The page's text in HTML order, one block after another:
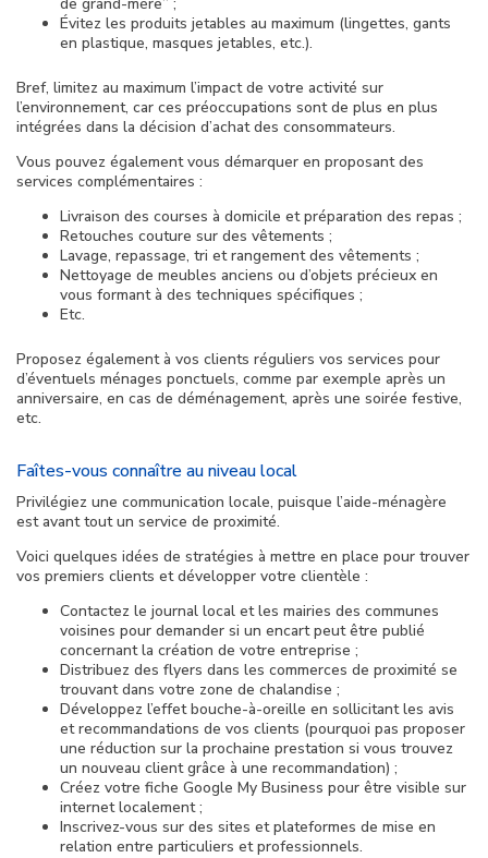
Évitez les produits jetables au maximum (lingettes, gants
en plastique, masques jetables, etc.).
Bref, limitez au maximum l’impact de votre activité sur
l’environnement, car ces préoccupations sont de plus en plus
intégrées dans la décision d’achat des consommateurs.
Vous pouvez également vous démarquer en proposant des
services complémentaires :
Livraison des courses à domicile et préparation des repas ;
Retouches couture sur des vêtements ;
Lavage, repassage, tri et rangement des vêtements ;
Nettoyage de meubles anciens ou d’objets précieux en
vous formant à des techniques spécifiques ;
Etc.
Proposez également à vos clients réguliers vos services pour
d’éventuels ménages ponctuels, comme par exemple après un
anniversaire, en cas de déménagement, après une soirée festive,
etc.
Faîtes-vous connaître au niveau local
Privilégiez une communication locale, puisque l’aide-ménagère
est avant tout un service de proximité.
Voici quelques idées de stratégies à mettre en place pour trouver
vos premiers clients et développer votre clientèle :
Contactez le journal local et les mairies des communes
voisines pour demander si un encart peut être publié
concernant la création de votre entreprise ;
Distribuez des flyers dans les commerces de proximité se
trouvant dans votre zone de chalandise ;
Développez l’effet bouche-à-oreille en sollicitant les avis
et recommandations de vos clients (pourquoi pas proposer
une réduction sur la prochaine prestation si vous trouvez
un nouveau client grâce à une recommandation) ;
Créez votre fiche Google My Business pour être visible sur
internet localement ;
Inscrivez-vous sur des sites et plateformes de mise en
relation entre particuliers et professionnels.